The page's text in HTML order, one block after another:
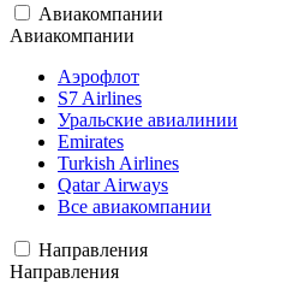
Авиакомпании
Авиакомпании
Аэрофлот
S7 Airlines
Уральские авиалинии
Emirates
Turkish Airlines
Qatar Airways
Все авиакомпании
Направления
Направления